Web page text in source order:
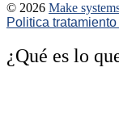
© 2026 Make
Politica
¿Qué es lo